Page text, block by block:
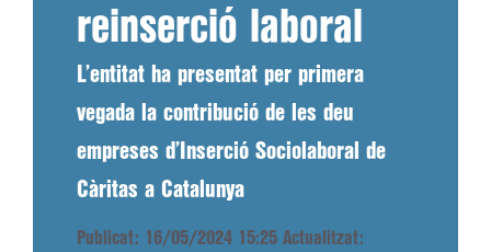
reinserció laboral
L’entitat ha presentat per primera
vegada la contribució de les deu
empreses d’Inserció Sociolaboral de
Càritas a Catalunya
Publicat: 16/05/2024 15:25 Actualitzat: